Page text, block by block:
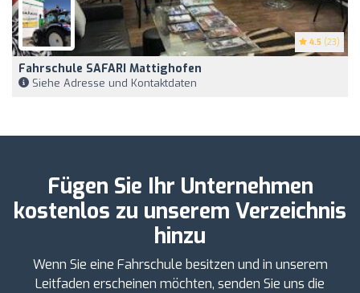
4.5 (23)
Fahrschule SAFARI Mattighofen
Siehe Adresse und Kontaktdaten
Fügen Sie Ihr Unternehmen
kostenlos zu unserem Verzeichnis
hinzu
Wenn Sie eine Fahrschule besitzen und in unserem
Leitfaden erscheinen möchten, senden Sie uns die